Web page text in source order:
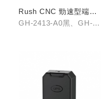
Rush CNC 勁速型端子
藍鏡(黑/銀/鈦)
GH-2413-A0黑、GH-